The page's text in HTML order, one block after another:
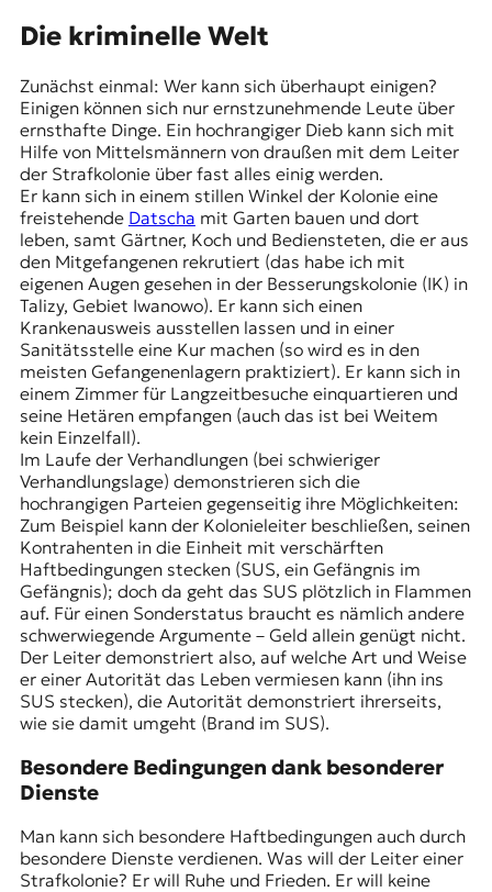
Die kriminelle Welt
Zunächst einmal: Wer kann sich überhaupt einigen?
Einigen können sich nur ernstzunehmende Leute über
ernsthafte Dinge. Ein hochrangiger Dieb kann sich mit
Hilfe von Mittelsmännern von draußen mit dem Leiter
der Strafkolonie über fast alles einig werden.
Er kann sich in einem stillen Winkel der Kolonie eine
freistehende Datscha mit Garten bauen und dort
leben, samt Gärtner, Koch und Bediensteten, die er aus
den Mitgefangenen rekrutiert (das habe ich mit
eigenen Augen gesehen in der Besserungskolonie (IK) in
Talizy, Gebiet Iwanowo). Er kann sich einen
Krankenausweis ausstellen lassen und in einer
Sanitätsstelle eine Kur machen (so wird es in den
meisten Gefangenenlagern praktiziert). Er kann sich in
einem Zimmer für Langzeitbesuche einquartieren und
seine Hetären empfangen (auch das ist bei Weitem
kein Einzelfall).
Im Laufe der Verhandlungen (bei schwieriger
Verhandlungslage) demonstrieren sich die
hochrangigen Parteien gegenseitig ihre Möglichkeiten:
Zum Beispiel kann der Kolonieleiter beschließen, seinen
Kontrahenten in die Einheit mit verschärften
Haftbedingungen stecken (SUS, ein Gefängnis im
Gefängnis); doch da geht das SUS plötzlich in Flammen
auf. Für einen Sonderstatus braucht es nämlich andere
schwerwiegende Argumente – Geld allein genügt nicht.
Der Leiter demonstriert also, auf welche Art und Weise
er einer Autorität das Leben vermiesen kann (ihn ins
SUS stecken), die Autorität demonstriert ihrerseits,
wie sie damit umgeht (Brand im SUS).
Besondere Bedingungen dank besonderer
Dienste
Man kann sich besondere Haftbedingungen auch durch
besondere Dienste verdienen. Was will der Leiter einer
Strafkolonie? Er will Ruhe und Frieden. Er will keine